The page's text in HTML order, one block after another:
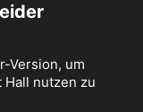
Version, um
nutzen zu